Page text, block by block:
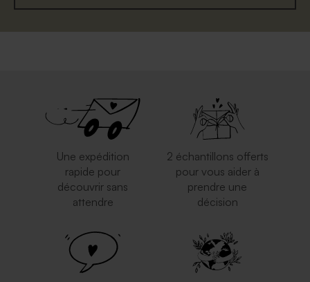
Une expédition
rapide pour
découvrir sans
attendre
2 échantillons offerts
pour vous aider à
prendre une
décision